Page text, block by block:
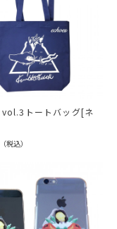
トートバッグ[ネ
（税込）